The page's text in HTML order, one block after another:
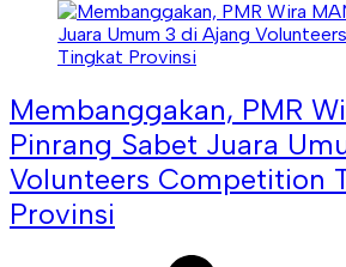
Membanggakan, PMR
Pinrang Sabet Juara
Volunteers Competition
Provinsi